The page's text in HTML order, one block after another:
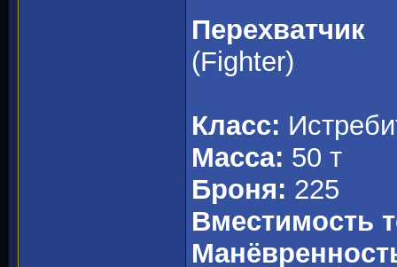
Перехватчик
(Fighter)
Класс:
Масса: 50 т
Броня: 225
Вместимость